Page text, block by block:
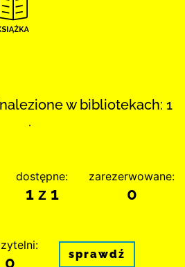
w bibliotekach: 1
.
dostępne:
1 z 1
zarezerwowane:
0
0 sprawdź